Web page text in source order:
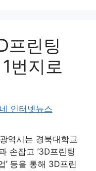
프린팅
번지로
인터넷뉴스
역시는 경북대학교
손잡고 ‘3D프린팅
’ 등을 통해 3D프린